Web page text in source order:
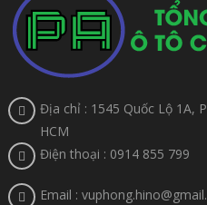
Địa chỉ : 1545 Quốc Lộ 1A,
HCM
Điện thoại : 0914 855 799
Email :